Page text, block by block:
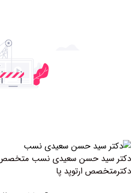
حسن سعیدی نسب متخصص ارتوپد
ارتوپد پا